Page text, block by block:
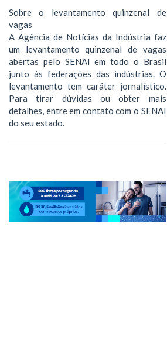
Sobre o levantamento quinzenal de
vagas
A Agência de Notícias da Indústria faz
um levantamento quinzenal de vagas
abertas pelo SENAI em todo o Brasil
junto às federações das indústrias. O
levantamento tem caráter jornalístico.
Para tirar dúvidas ou obter mais
detalhes, entre em contato com o SENAI
do seu estado.